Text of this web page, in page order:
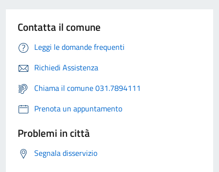
Contatta il comune
Leggi le domande frequenti
Richiedi Assistenza
Chiama il comune 031.7894111
Prenota un appuntamento
Problemi in città
Segnala disservizio